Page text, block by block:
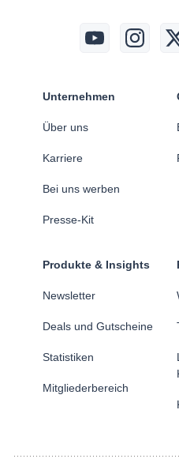
Unternehmen
Über uns
Karriere
Bei uns werben
Presse-Kit
Produkte & Insights
Newsletter
Deals und Gutscheine
Statistiken
Mitgliederbereich